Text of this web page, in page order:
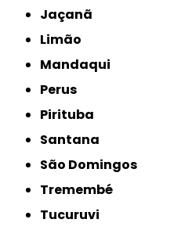
Jaçanã
Limão
Mandaqui
Perus
Pirituba
Santana
São Domingos
Tremembé
Tucuruvi